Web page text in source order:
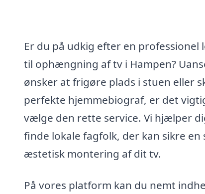
Er du på udkig efter en professionel
til ophængning af tv i Hampen?
ønsker at frigøre plads i stuen eller
perfekte hjemmebiograf, er det
vælge den rette service. Vi hjælper
finde lokale fagfolk, der kan sikre en
æstetisk montering af dit tv.
På vores platform kan du nemt